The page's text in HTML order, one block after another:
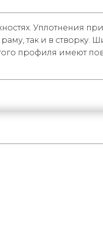
Уплотнения
так и в створку.
профиля имеют